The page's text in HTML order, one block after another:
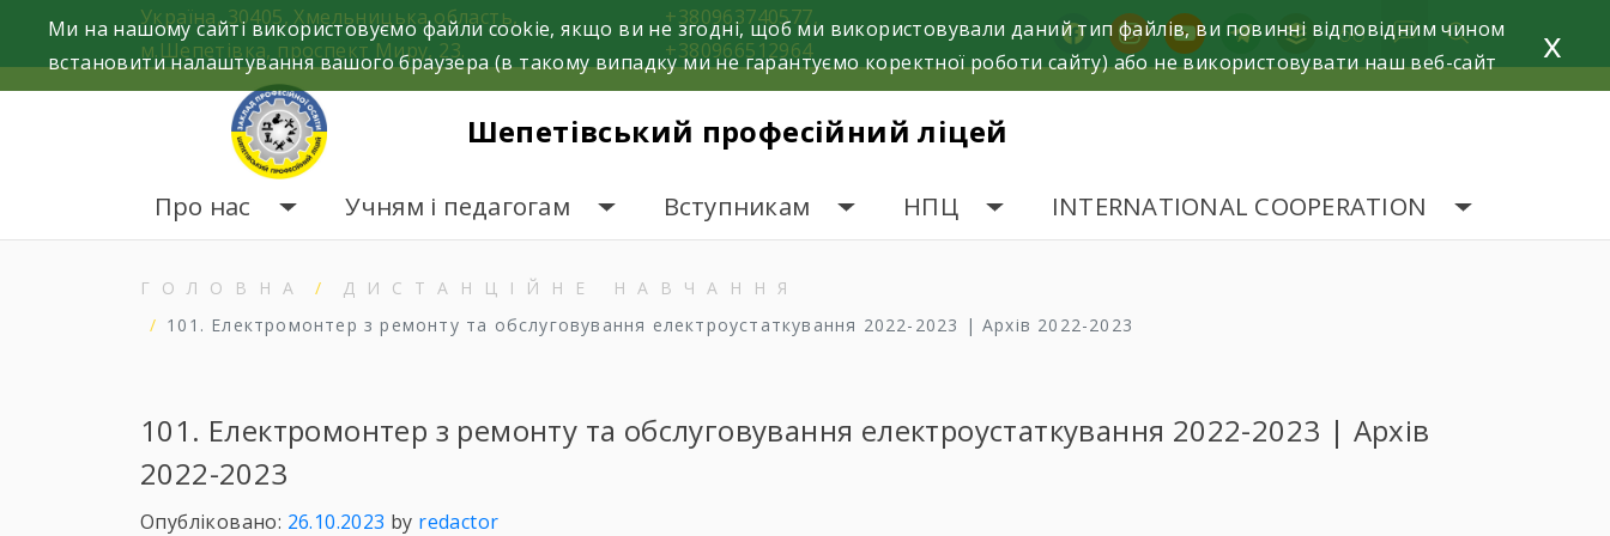
Україна, 30405, Хмельницька область,
м.Шепетівка, проспект Миру, 23.
+380963740577,
+380966512964
facebookinstagramyoutubetelegrambuffer
Шепетівський професійний ліцей
Про нас Учням і педагогам Вступникам НПЦ INTERNATIONAL COOPERATION
ГОЛОВНА
ДИСТАНЦІЙНЕ НАВЧАННЯ
101. Електромонтер з ремонту та обслуговування електроустаткування 2022-2023 | Архів 2022-2023
101. Електромонтер з ремонту та обслуговування електроустаткування 2022-2023 | Архів
2022-2023
Опубліковано: 26.10.2023 by redactor
Ми на нашому сайті використовуємо файли cookie, якщо ви не згодні, щоб ми використовували даний тип файлів, ви повинні відповідним чином
встановити налаштування вашого браузера (в такому випадку ми не гарантуємо коректної роботи сайту) або не використовувати наш веб-сайт
x